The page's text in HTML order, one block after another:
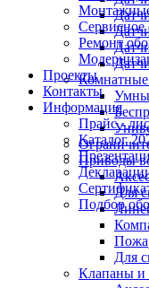
Монтажные
Сервисное
Ремонт
Проекты
Контакты
Информация
Прайс -
Каталог
Подбор
Комнатные
Приводы
Для
Для
Клапаны и